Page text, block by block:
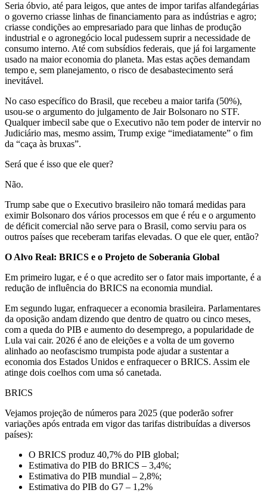
Seria óbvio, até para leigos, que antes de impor tarifas alfandegárias
o governo criasse linhas de financiamento para as indústrias e agro;
criasse condições ao empresariado para que linhas de produção
industrial e o agronegócio local pudessem suprir a necessidade de
consumo interno. Até com subsídios federais, que já foi largamente
usado na maior economia do planeta. Mas estas ações demandam
tempo e, sem planejamento, o risco de desabastecimento será
inevitável.
No caso específico do Brasil, que recebeu a maior tarifa (50%),
usou-se o argumento do julgamento de Jair Bolsonaro no STF.
Qualquer imbecil sabe que o Executivo não tem poder de intervir no
Judiciário mas, mesmo assim, Trump exige “imediatamente” o fim
da “caça às bruxas”.
Será que é isso que ele quer?
Não.
Trump sabe que o Executivo brasileiro não tomará medidas para
eximir Bolsonaro dos vários processos em que é réu e o argumento
de déficit comercial não serve para o Brasil, como serviu para os
outros países que receberam tarifas elevadas. O que ele quer, então?
O Alvo Real: BRICS e o Projeto de Soberania Global
Em primeiro lugar, e é o que acredito ser o fator mais importante, é a
redução de influência do BRICS na economia mundial.
Em segundo lugar, enfraquecer a economia brasileira. Parlamentares
da oposição andam dizendo que dentro de quatro ou cinco meses,
com a queda do PIB e aumento do desemprego, a popularidade de
Lula vai cair. 2026 é ano de eleições e a volta de um governo
alinhado ao neofascismo trumpista pode ajudar a sustentar a
economia dos Estados Unidos e enfraquecer o BRICS. Assim ele
atinge dois coelhos com uma só canetada.
BRICS
Vejamos projeção de números para 2025 (que poderão sofrer
variações após entrada em vigor das tarifas distribuídas a diversos
países):
O BRICS produz 40,7% do PIB global;
Estimativa do PIB do BRICS – 3,4%;
Estimativa do PIB mundial – 2,8%;
Estimativa do PIB do G7 – 1,2%